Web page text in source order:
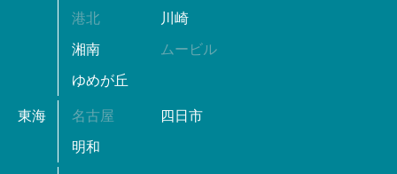
港北 川崎
湘南 ムービル
ゆめが丘
東海 名古屋 四日市
明和